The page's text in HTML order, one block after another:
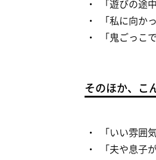
「遊びの途
「私に向か
「鬼ごっこ
そのほか、こ
「いい雰囲
「夫や息子